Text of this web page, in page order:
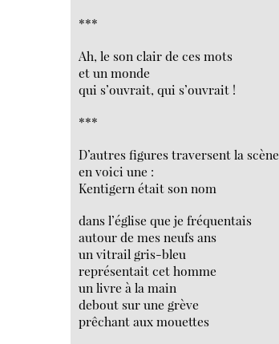
***
Ah, le son clair de ces mots
et un monde
qui s’ouvrait, qui s’ouvrait !
***
D’autres figures traversent la scène
en voici une :
Kentigern était son nom
dans l’église que je fréquentais
autour de mes neufs ans
un vitrail gris-bleu
représentait cet homme
un livre à la main
debout sur une grève
prêchant aux mouettes